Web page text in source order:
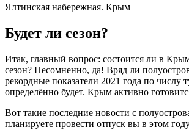
Ялтинская набережная. Крым
Будет ли сезон?
Итак, главный вопрос: состоится ли в
сезон? Несомненно, да! Вряд ли
рекордные показатели 2021 года по числу
определённо будет. Крым активно
Вот такие последние новости с
планируете провести отпуск вы в этом